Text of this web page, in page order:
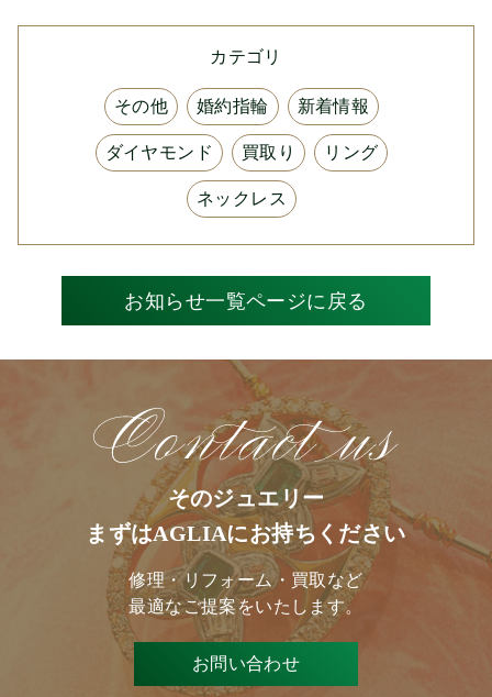
カテゴリ
その他 婚約指輪 新着情報
ダイヤモンド 買取り リング
ネックレス
お知らせ一覧ページに戻る
そのジュエリー
まずはAGLIAにお持ちください
修理・リフォーム・買取など
最適なご提案をいたします。
お問い合わせ